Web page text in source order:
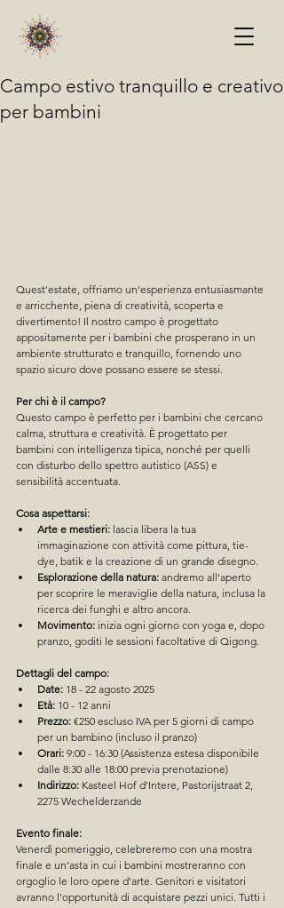
Campo estivo tranquillo e creativo
per bambini
Quest'estate, offriamo un'esperienza entusiasmante
e arricchente, piena di creatività, scoperta e
divertimento! Il nostro campo è progettato
appositamente per i bambini che prosperano in un
ambiente strutturato e tranquillo, fornendo uno
spazio sicuro dove possano essere se stessi.
Per chi è il campo?
Questo campo è perfetto per i bambini che cercano
calma, struttura e creatività. È progettato per
bambini con intelligenza tipica, nonché per quelli
con disturbo dello spettro autistico (ASS) e
sensibilità accentuata.
Cosa aspettarsi:
Arte e mestieri: lascia libera la tua
immaginazione con attività come pittura, tie-
dye, batik e la creazione di un grande disegno.
Esplorazione della natura: andremo all'aperto
per scoprire le meraviglie della natura, inclusa la
ricerca dei funghi e altro ancora.
Movimento: inizia ogni giorno con yoga e, dopo
pranzo, goditi le sessioni facoltative di Qigong.
Dettagli del campo:
Date: 18 - 22 agosto 2025
Età: 10 - 12 anni
Prezzo: €250 escluso IVA per 5 giorni di campo
per un bambino (incluso il pranzo)
Orari: 9:00 - 16:30 (Assistenza estesa disponibile
dalle 8:30 alle 18:00 previa prenotazione)
Indirizzo: Kasteel Hof d'Intere, Pastorijstraat 2,
2275 Wechelderzande
Evento finale:
Venerdì pomeriggio, celebreremo con una mostra
finale e un'asta in cui i bambini mostreranno con
orgoglio le loro opere d'arte. Genitori e visitatori
avranno l'opportunità di acquistare pezzi unici. Tutti i